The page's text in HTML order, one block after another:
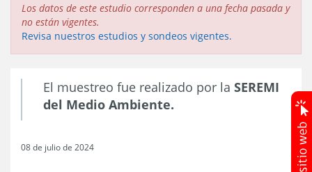
Los datos de este estudio corresponden a una fecha pasada y
no están vigentes.
Revisa nuestros estudios y sondeos vigentes.
El muestreo fue realizado por la SEREMI
del Medio Ambiente.
08 de julio de 2024